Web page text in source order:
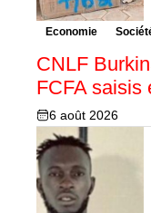
Economie
CNLF
FCFA saisis
6 août 2026